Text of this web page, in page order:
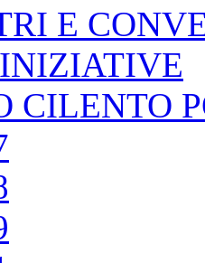
E
CILENTO